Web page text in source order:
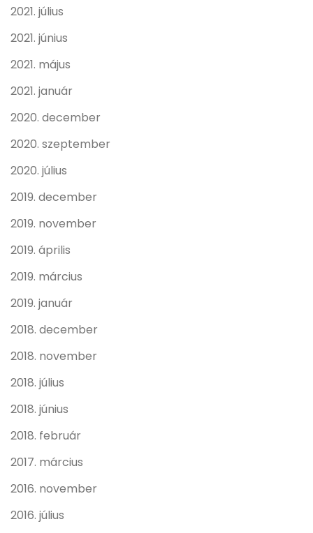
2021. július
2021. június
2021. május
2021. január
2020. december
2020. szeptember
2020. július
2019. december
2019. november
2019. április
2019. március
2019. január
2018. december
2018. november
2018. július
2018. június
2018. február
2017. március
2016. november
2016. július